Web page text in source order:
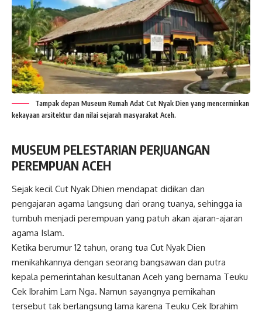
Tampak depan Museum Rumah Adat Cut Nyak Dien yang mencerminkan
kekayaan arsitektur dan nilai sejarah masyarakat Aceh.
MUSEUM PELESTARIAN PERJUANGAN
PEREMPUAN ACEH
Sejak kecil Cut Nyak Dhien mendapat didikan dan
pengajaran agama langsung dari orang tuanya, sehingga ia
tumbuh menjadi perempuan yang patuh akan ajaran-ajaran
agama Islam.
Ketika berumur 12 tahun, orang tua Cut Nyak Dien
menikahkannya dengan seorang bangsawan dan putra
kepala pemerintahan kesultanan Aceh yang bernama Teuku
Cek Ibrahim Lam Nga. Namun sayangnya pernikahan
tersebut tak berlangsung lama karena Teuku Cek Ibrahim